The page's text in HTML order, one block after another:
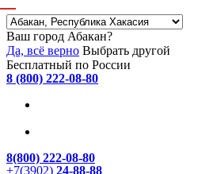
Ваш город Абакан?
Да, всё верно Выбрать другой
Бесплатный по России
8 (800) 222-08-80
8(800) 222-08-80
+7(3902) 24-88-88